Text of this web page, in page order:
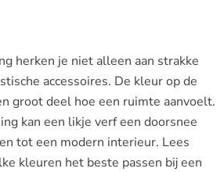
herken je niet alleen aan strakke
accessoires. De kleur op de
groot deel hoe een ruimte aanvoelt.
kan een likje verf een doorsnee
tot een modern interieur. Lees
kleuren het beste passen bij een